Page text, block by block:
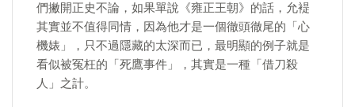
們撇開正史不論，如果單說《雍正王朝》的話，允褆
其實並不值得同情，因為他才是一個徹頭徹尾的「心
機婊」，只不過隱藏的太深而已，最明顯的例子就是
看似被冤枉的「死鷹事件」，其實是一種「借刀殺
人」之計。